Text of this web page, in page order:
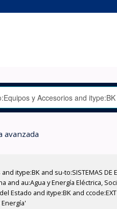
avanzada
itype:BK and su-to:SISTEMAS DE
au:Agua y Energía Eléctrica,
Estado and itype:BK and